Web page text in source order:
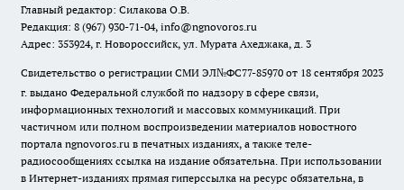
Главный редактор: Силакова О.В.
Редакция: 8 (967) 930-71-04, info@ngnovoros.ru
Адрес: 353924, г. Новороссийск, ул. Мурата Ахеджака, д. 3
Свидетельство о регистрации СМИ ЭЛ№ФС77-85970 от 18 сентября 2023
г. выдано Федеральной службой по надзору в сфере связи,
информационных технологий и массовых коммуникаций. При
частичном или полном воспроизведении материалов новостного
портала ngnovoros.ru в печатных изданиях, а также теле-
радиосообщениях ссылка на издание обязательна. При использовании
в Интернет-изданиях прямая гиперссылка на ресурс обязательна, в